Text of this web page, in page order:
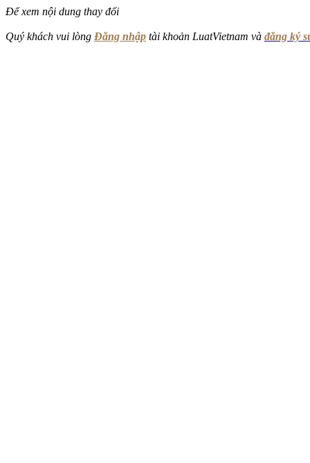
Để xem nội dung thay đổi
Quý khách vui lòng Đăng nhập tài khoản LuatVietnam và đăng ký